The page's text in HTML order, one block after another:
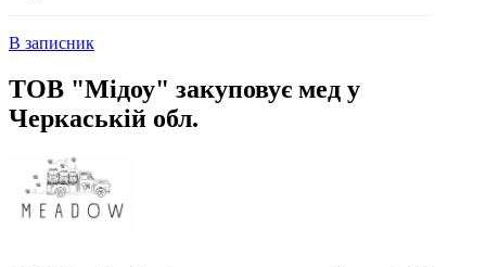
В записник
ТОВ "Мідоу" закуповує мед у
Черкаській обл.